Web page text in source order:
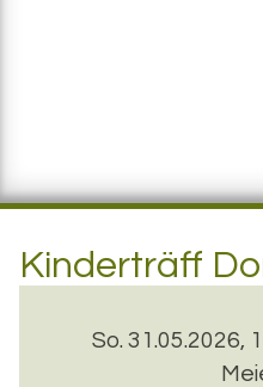
Kinderträff
So. 31.05.2026,